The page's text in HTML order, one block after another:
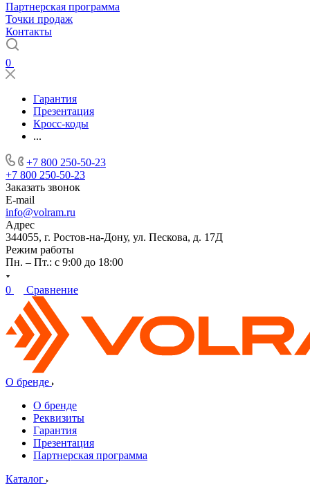
Партнерская программа
Точки продаж
Контакты
0
Гарантия
Презентация
Кросс-коды
...
+7 800 250-50-23
+7 800 250-50-23
Заказать звонок
E-mail
info@volram.ru
Адрес
344055, г. Ростов-на-Дону, ул. Пескова, д. 17Д
Режим работы
Пн. – Пт.: с 9:00 до 18:00
0 Сравнение
О бренде
О бренде
Реквизиты
Гарантия
Презентация
Партнерская программа
Каталог